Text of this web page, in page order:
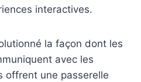
interactives.
la façon dont les
avec les
offrent une passerelle